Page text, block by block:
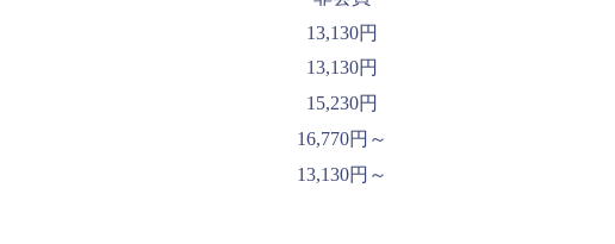
13,130円
13,130円
15,230円
16,770円～
13,130円～